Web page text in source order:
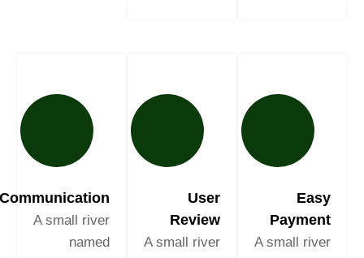
Easy
Payment
A small river
User
Review
A small river
Communication
A small river
named